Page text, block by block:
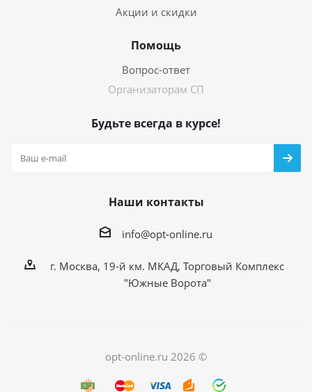
Акции и скидки
Помощь
Вопрос-ответ
Организаторам СП
Будьте всегда в курсе!
Наши контакты
info@opt-online.ru
г. Москва, 19-й км. МКАД, Торговый Комплекс
"Южные Ворота"
opt-online.ru 2026 ©